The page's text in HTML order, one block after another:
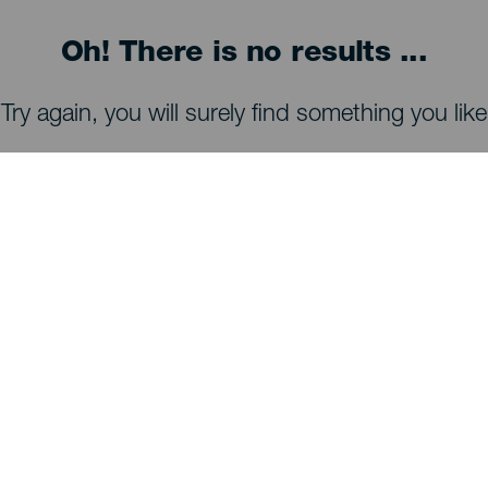
Oh! There is no results ...
Try again, you will surely find something you like